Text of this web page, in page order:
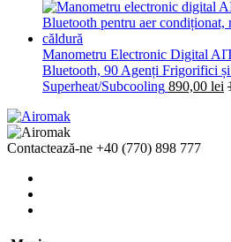
Manometru Electronic Digital
Bluetooth, 90 Agenți Frigorifici
Superheat/Subcooling 890,00 lei
Contactează-ne +40 (770) 898 777